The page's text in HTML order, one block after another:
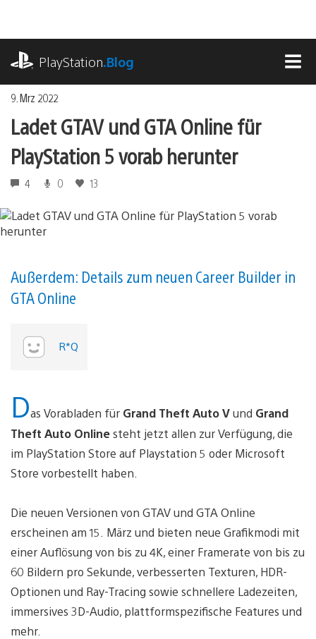
springen
PlayStation.Blog
9. Mrz 2022
Ladet GTAV und GTA Online für
PlayStation 5 vorab herunter
4 0 13
Außerdem: Details zum neuen Career Builder in
GTA Online
R*Q
Das Vorabladen für Grand Theft Auto Vund Grand
Theft Auto Onlinesteht jetzt allen zur Verfügung, die
im PlayStation Store auf Playstation 5 oder Microsoft
Store vorbestellt haben.
Die neuen Versionen von GTAV und GTA Online
erscheinen am 15. März und bieten neue Grafikmodi mit
einer Auflösung von bis zu 4K, einer Framerate von bis zu
60 Bildern pro Sekunde, verbesserten Texturen, HDR-
Optionen und Ray-Tracing sowie schnellere Ladezeiten,
immersives 3D-Audio, plattformspezifische Features und
mehr.